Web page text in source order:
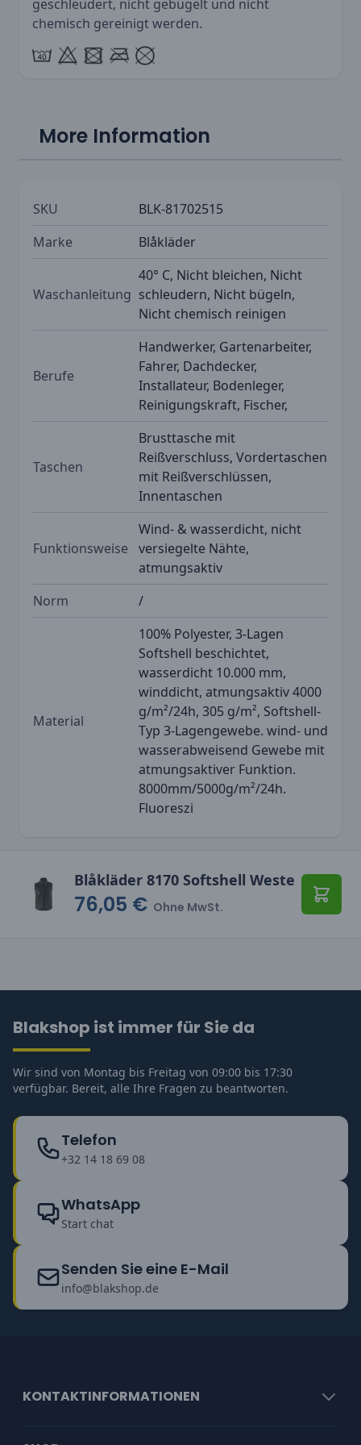
geschleudert, nicht gebügelt und nicht
chemisch gereinigt werden.
More Information
SKU
BLK-81702515
Marke
Blåkläder
Waschanleitung
40° C, Nicht bleichen, Nicht
schleudern, Nicht bügeln,
Nicht chemisch reinigen
Berufe
Handwerker, Gartenarbeiter,
Fahrer, Dachdecker,
Installateur, Bodenleger,
Reinigungskraft, Fischer,
Taschen
Brusttasche mit
Reißverschluss, Vordertaschen
mit Reißverschlüssen,
Innentaschen
Funktionsweise
Wind- & wasserdicht, nicht
versiegelte Nähte,
atmungsaktiv
Norm
/
Material
100% Polyester, 3-Lagen
Softshell beschichtet,
wasserdicht 10.000 mm,
winddicht, atmungsaktiv 4000
g/m²/24h, 305 g/m², Softshell-
Typ 3-Lagengewebe. wind- und
wasserabweisend Gewebe mit
atmungsaktiver Funktion.
8000mm/5000g/m²/24h.
Fluoreszi
Blåkläder 8170 Softshell Weste
76,05 € Ohne MwSt. In
Blakshop ist immer für Sie da
Wir sind von Montag bis Freitag von 09:00 bis 17:30
verfügbar. Bereit, alle Ihre Fragen zu beantworten.
Telefon
+32 14 18 69 08
WhatsApp
Start chat
Senden Sie eine E-Mail
info@blakshop.de
KONTAKTINFORMATIONEN